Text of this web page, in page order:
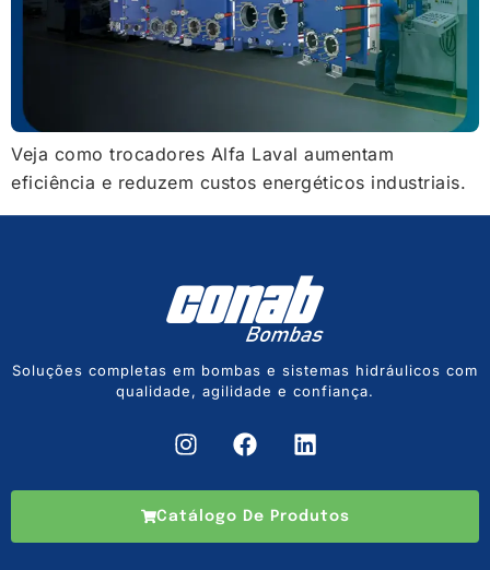
Veja como trocadores Alfa Laval aumentam
eficiência e reduzem custos energéticos industriais.
Soluções completas em bombas e sistemas hidráulicos com
qualidade, agilidade e confiança.
Catálogo De Produtos